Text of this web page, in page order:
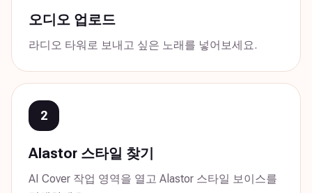
오디오 업로드
라디오 타워로 보내고 싶은 노래를 넣어보세요.
2
Alastor 스타일 찾기
AI Cover 작업 영역을 열고 Alastor 스타일 보이스를